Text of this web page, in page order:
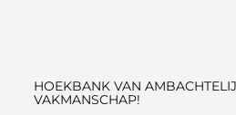
HOEKBANK VAN
VAKMANSCHAP!